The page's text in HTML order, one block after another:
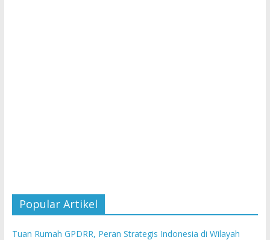
Popular Artikel
Tuan Rumah GPDRR, Peran Strategis Indonesia di Wilayah